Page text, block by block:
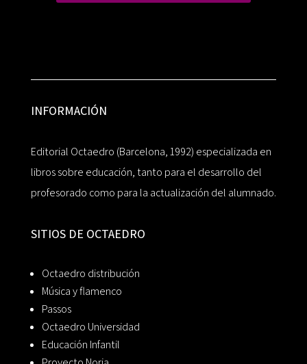
INFORMACIÓN
Editorial Octaedro (Barcelona, 1992) especializada en
libros sobre educación, tanto para el desarrollo del
profesorado como para la actualización del alumnado.
SITIOS DE OCTAEDRO
Octaedro distribución
Música y flamenco
Passos
Octaedro Universidad
Educación Infantil